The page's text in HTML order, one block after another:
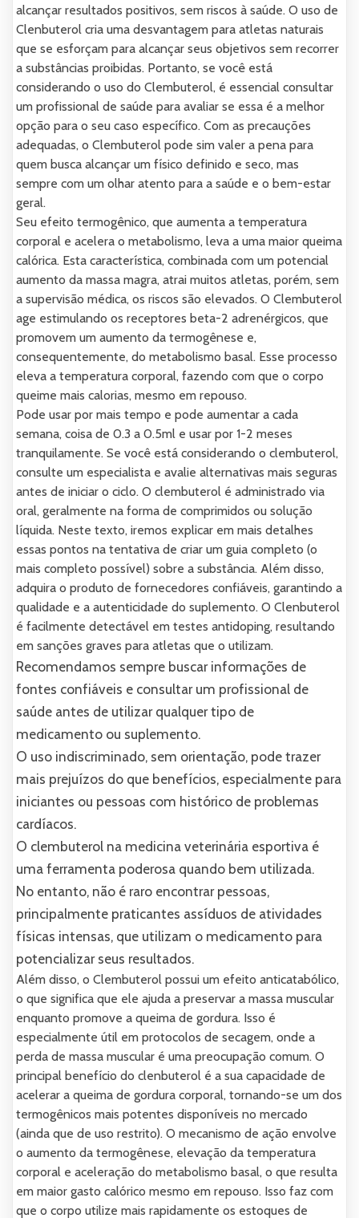
alcançar resultados positivos, sem riscos à saúde. O uso de
Clenbuterol cria uma desvantagem para atletas naturais
que se esforçam para alcançar seus objetivos sem recorrer
a substâncias proibidas. Portanto, se você está
considerando o uso do Clembuterol, é essencial consultar
um profissional de saúde para avaliar se essa é a melhor
opção para o seu caso específico. Com as precauções
adequadas, o Clembuterol pode sim valer a pena para
quem busca alcançar um físico definido e seco, mas
sempre com um olhar atento para a saúde e o bem-estar
geral.
Seu efeito termogênico, que aumenta a temperatura
corporal e acelera o metabolismo, leva a uma maior queima
calórica. Esta característica, combinada com um potencial
aumento da massa magra, atrai muitos atletas, porém, sem
a supervisão médica, os riscos são elevados. O Clembuterol
age estimulando os receptores beta-2 adrenérgicos, que
promovem um aumento da termogênese e,
consequentemente, do metabolismo basal. Esse processo
eleva a temperatura corporal, fazendo com que o corpo
queime mais calorias, mesmo em repouso.
Pode usar por mais tempo e pode aumentar a cada
semana, coisa de 0.3 a 0.5ml e usar por 1-2 meses
tranquilamente. Se você está considerando o clembuterol,
consulte um especialista e avalie alternativas mais seguras
antes de iniciar o ciclo. O clembuterol é administrado via
oral, geralmente na forma de comprimidos ou solução
líquida. Neste texto, iremos explicar em mais detalhes
essas pontos na tentativa de criar um guia completo (o
mais completo possível) sobre a substância. Além disso,
adquira o produto de fornecedores confiáveis, garantindo a
qualidade e a autenticidade do suplemento. O Clenbuterol
é facilmente detectável em testes antidoping, resultando
em sanções graves para atletas que o utilizam.
Recomendamos sempre buscar informações de
fontes confiáveis e consultar um profissional de
saúde antes de utilizar qualquer tipo de
medicamento ou suplemento.
O uso indiscriminado, sem orientação, pode trazer
mais prejuízos do que benefícios, especialmente para
iniciantes ou pessoas com histórico de problemas
cardíacos.
O clembuterol na medicina veterinária esportiva é
uma ferramenta poderosa quando bem utilizada.
No entanto, não é raro encontrar pessoas,
principalmente praticantes assíduos de atividades
físicas intensas, que utilizam o medicamento para
potencializar seus resultados.
Além disso, o Clembuterol possui um efeito anticatabólico,
o que significa que ele ajuda a preservar a massa muscular
enquanto promove a queima de gordura. Isso é
especialmente útil em protocolos de secagem, onde a
perda de massa muscular é uma preocupação comum. O
principal benefício do clenbuterol é a sua capacidade de
acelerar a queima de gordura corporal, tornando-se um dos
termogênicos mais potentes disponíveis no mercado
(ainda que de uso restrito). O mecanismo de ação envolve
o aumento da termogênese, elevação da temperatura
corporal e aceleração do metabolismo basal, o que resulta
em maior gasto calórico mesmo em repouso. Isso faz com
que o corpo utilize mais rapidamente os estoques de